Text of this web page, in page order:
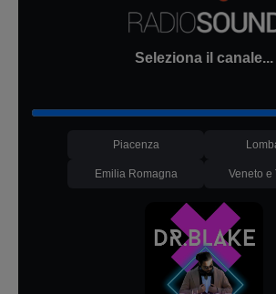
Seleziona il canale...
Piacenza
Emilia Romagna Veneto e